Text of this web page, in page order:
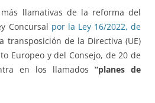
llamativas de la reforma del
Concursal por la Ley 16/2022, de
transposición de la Directiva (UE)
Europeo y del Consejo, de 20 de
en los llamados “planes de